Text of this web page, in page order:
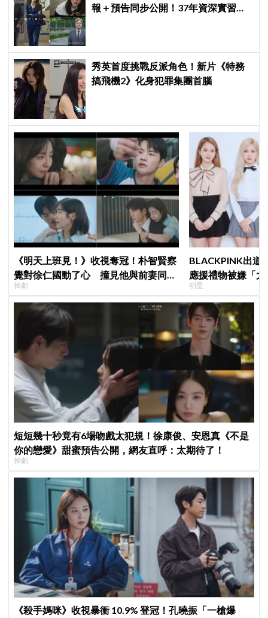
報＋預告同步公開！37年資深實習生
秀英首度挑戰反派角色！新片《特務
搞飛機2》化身犯罪集團首腦
《明天上班見！》收視奪冠！朴智賢察
覺對徐仁國動了心 撞見他與前妻同框
心好慌
韓劇
BLACKPINK出道
應援禮物被嫌「
群嘲
明星
短短幾十秒竟有6場吻戲太犯規！徐康俊、安恩真《不是
你的戀愛》甜蜜預告公開，網友直呼：太期待了！
韓劇
《殺手媽咪》收視暴衝 10.9% 登冠！孔曉振「一槍爆